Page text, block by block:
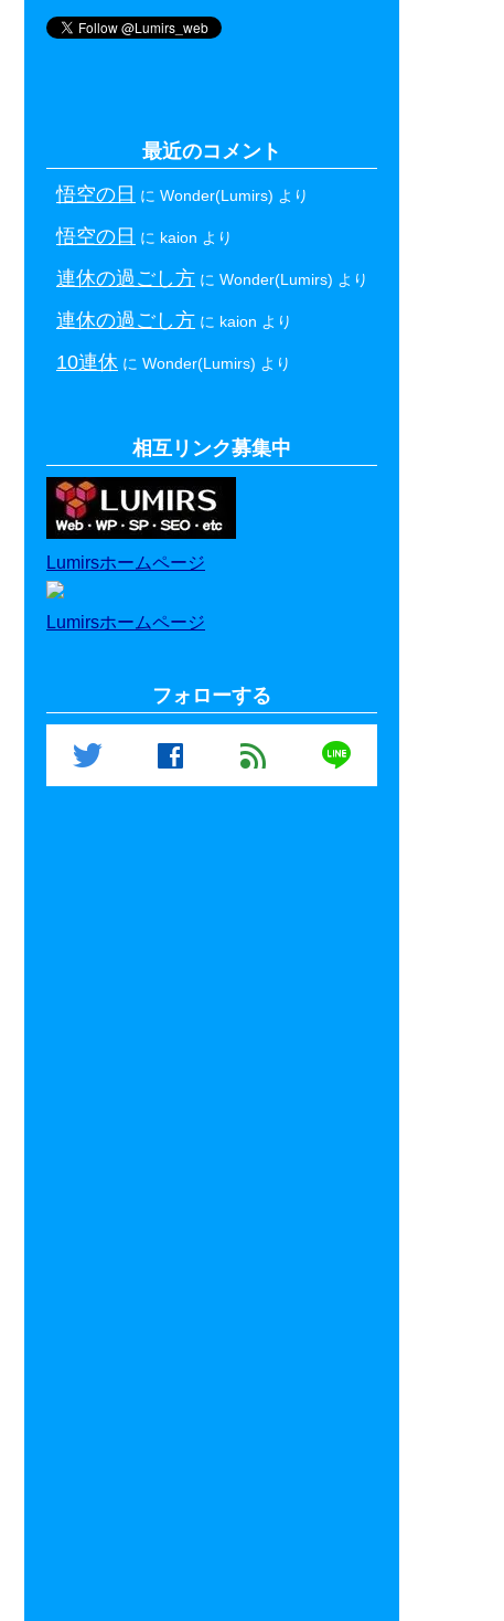
最近のコメント
悟空の日 に Wonder(Lumirs) より
悟空の日 に kaion より
連休の過ごし方 に Wonder(Lumirs) より
連休の過ごし方 に kaion より
10連休 に Wonder(Lumirs) より
相互リンク募集中
Lumirsホームページ
Lumirsホームページ
フォローする
twitter facebook feed line